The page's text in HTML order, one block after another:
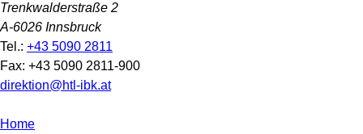
Trenkwalderstraße 2
A-6026 Innsbruck
Tel.: +43 5090 2811
Fax: +43 5090 2811-900
direktion@htl-ibk.at
Home